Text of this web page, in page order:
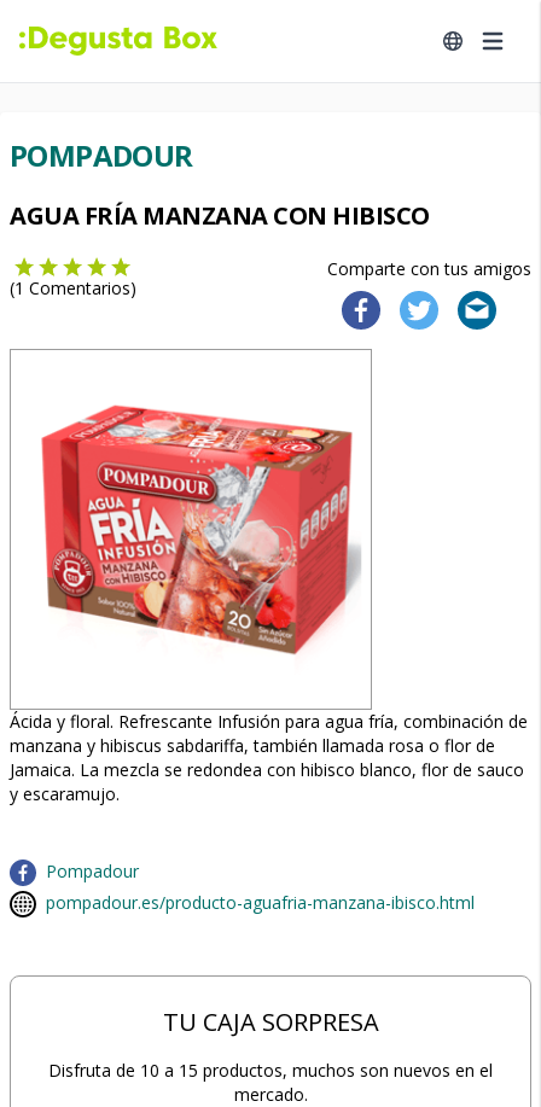
POMPADOUR
AGUA FRÍA MANZANA CON HIBISCO
Comparte con tus amigos
(1 Comentarios)
Ácida y floral. Refrescante Infusión para agua fría, combinación de
manzana y hibiscus sabdariffa, también llamada rosa o flor de
Jamaica. La mezcla se redondea con hibisco blanco, flor de sauco
y escaramujo.
Pompadour
pompadour.es/producto-aguafria-manzana-ibisco.html
TU CAJA SORPRESA
Disfruta de 10 a 15 productos, muchos son nuevos en el
mercado.